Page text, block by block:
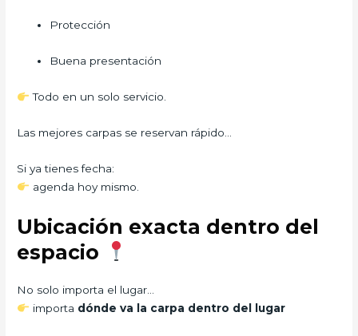
Protección
Buena presentación
Todo en un solo servicio.
Las mejores carpas se reservan rápido…
Si ya tienes fecha:
agenda hoy mismo.
Ubicación exacta dentro del
espacio
No solo importa el lugar…
importa dónde va la carpa dentro del lugar